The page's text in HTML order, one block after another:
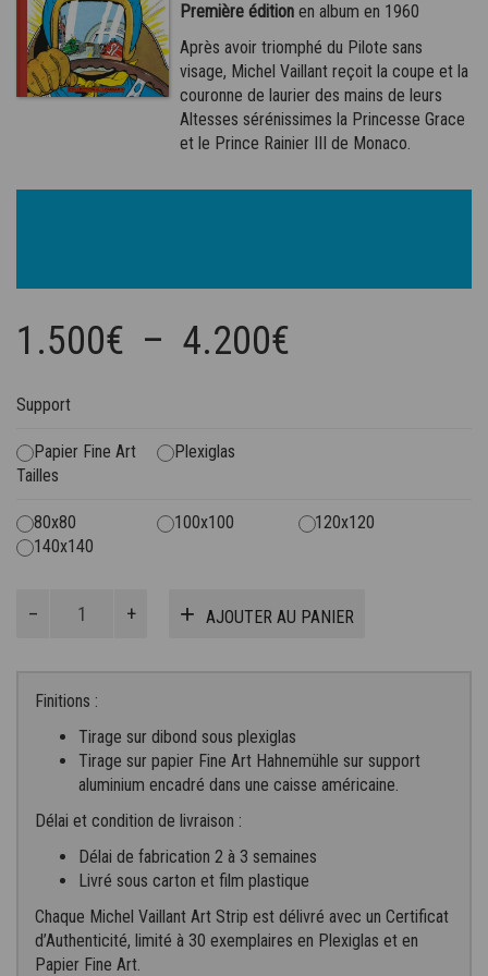
Première édition en album en 1960
Après avoir triomphé du Pilote sans
visage, Michel Vaillant reçoit la coupe et la
couronne de laurier des mains de leurs
Altesses sérénissimes la Princesse Grace
et le Prince Rainier III de Monaco.
1.500€ – 4.200€
4.200€
Support
Papier Fine Art
Plexiglas
Tailles
80x80 100x100
120x120
140x140
Monaco
AJOUTER AU PANIER
Finitions :
Tirage sur dibond sous plexiglas
Tirage sur papier Fine Art Hahnemühle sur support
aluminium encadré dans une caisse américaine.
Délai et condition de livraison :
Délai de fabrication 2 à 3 semaines
Livré sous carton et film plastique
Chaque Michel Vaillant Art Strip est délivré avec un Certificat
d’Authenticité, limité à 30 exemplaires en Plexiglas et en
Papier Fine Art.